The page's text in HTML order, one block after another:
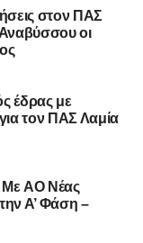
στον ΠΑΣ
οι
έδρας με
τον ΠΑΣ Λαμία
AO Nέας
Α’ Φάση –